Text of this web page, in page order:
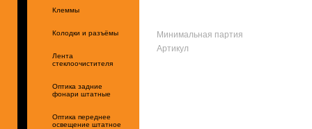
Клеммы
Колодки и разъёмы
Лента
стеклоочистителя
Оптика задние
фонари штатные
Оптика переднее
освещение штатное
Минимальная партия
Артикул